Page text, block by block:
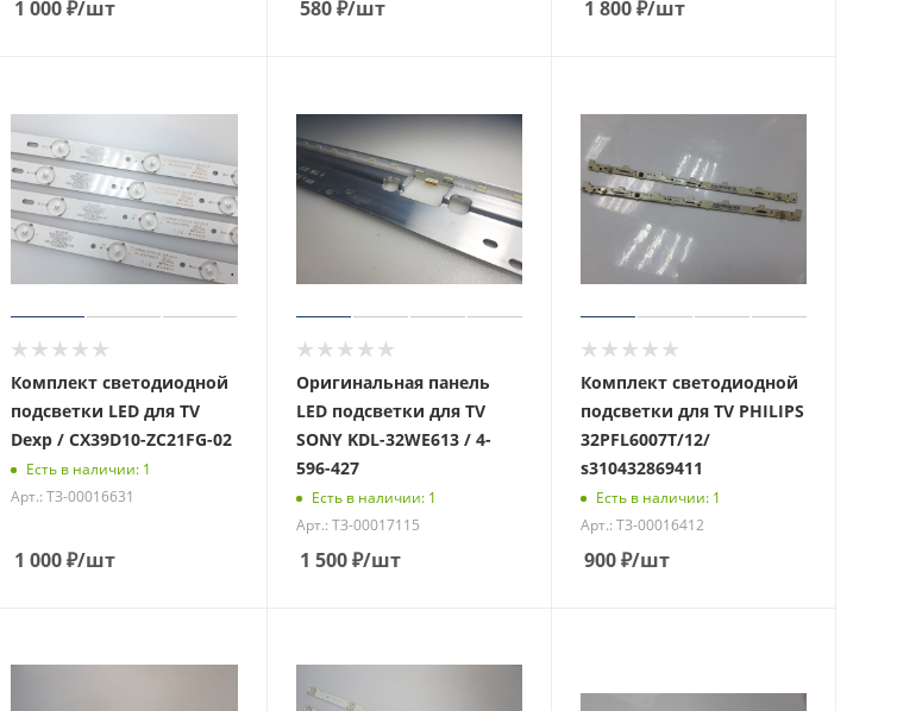
1 000₽/шт 580₽/шт 1 800₽/шт
Комплект светодиодной
подсветки LED для TV
Dexp / CX39D10-ZC21FG-02
Есть в наличии: 1
Арт.: ТЗ-00016631
1 000₽/шт
Оригинальная панель
LED подсветки для TV
SONY KDL-32WE613 / 4-
596-427
Есть в наличии: 1
Арт.: ТЗ-00017115
1 500₽/шт
Комплект светодиодной
подсветки для TV PHILIPS
32PFL6007T/12/
s310432869411
Есть в наличии: 1
Арт.: ТЗ-00016412
900₽/шт